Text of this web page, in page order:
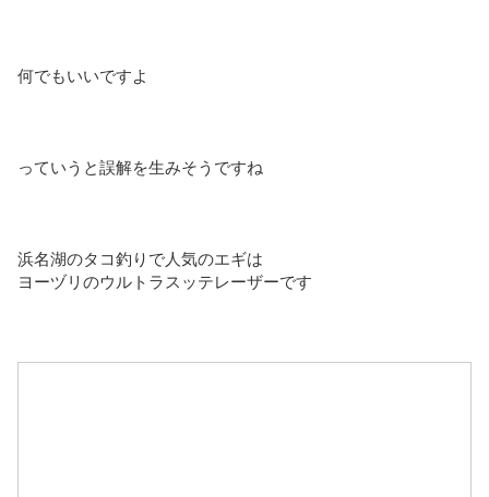
何でもいいですよ
っていうと誤解を生みそうですね
浜名湖のタコ釣りで人気のエギは
ヨーヅリのウルトラスッテレーザーです